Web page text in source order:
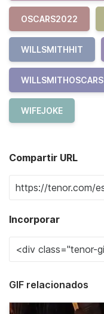
OSCARS2022
WILLSMITHHIT
WILLSMITHOSCARS
WIFEJOKE
Compartir URL
Incorporar
GIF relacionados